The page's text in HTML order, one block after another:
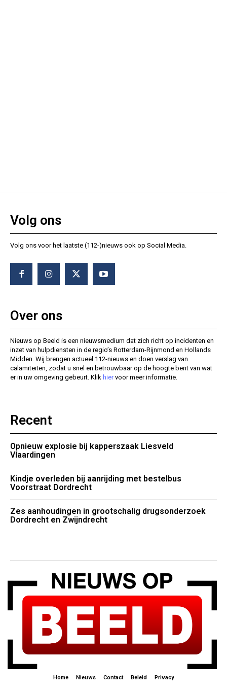
Volg ons
Volg ons voor het laatste (112-)nieuws ook op Social Media.
Over ons
Nieuws op Beeld is een nieuwsmedium dat zich richt op incidenten en
inzet van hulpdiensten in de regio’s Rotterdam-Rijnmond en Hollands
Midden. Wij brengen actueel 112-nieuws en doen verslag van
calamiteiten, zodat u snel en betrouwbaar op de hoogte bent van wat
er in uw omgeving gebeurt. Klik hiervoor meer informatie.
Recent
Opnieuw explosie bij kapperszaak Liesveld
Vlaardingen
Kindje overleden bij aanrijding met bestelbus
Voorstraat Dordrecht
Zes aanhoudingen in grootschalig drugsonderzoek
Dordrecht en Zwijndrecht
Home Nieuws Contact Beleid Privacy